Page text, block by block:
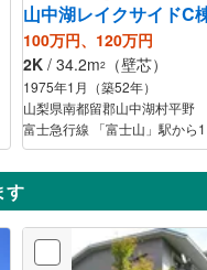
山中湖レイクサイドC
100万円、120万円
2K / 34.2m2 （壁芯）
1975年1月（築52年）
山梨県南都留郡山中湖村平野
富士急行線 「富士山」駅から
す